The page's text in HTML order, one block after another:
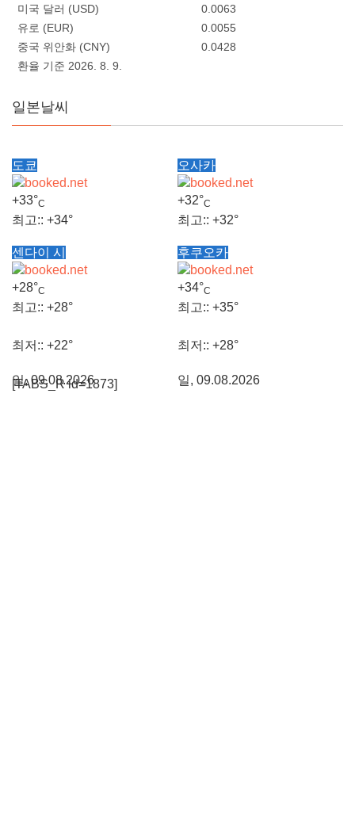
미국 달러 (USD)
0.0063
유로 (EUR)
0.0055
중국 위안화 (CNY)
0.0428
환율 기준 2026. 8. 9.
일본날씨
도쿄
+33°C
최고:: +34°
최저::+25°
일, 09.08.2026
오사카
+32°C
최고:: +32°
최저::+27°
일, 09.08.2026
센다이 시
+28°C
최고:: +28°
최저:: +22°
일, 09.08.2026
후쿠오카
+34°C
최고:: +35°
최저:: +28°
일, 09.08.2026
[TABS_R id=1873]